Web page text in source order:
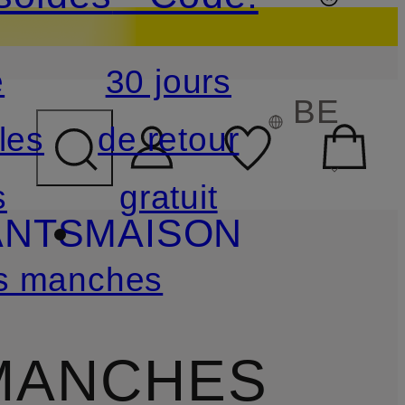
DE RECHERCHE
30 jours
de retour
gratuit
BE
MAISON
manches